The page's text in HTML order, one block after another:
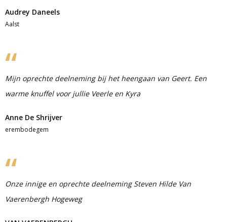
Audrey Daneels
Aalst
Mijn oprechte deelneming bij het heengaan van Geert. Een
warme knuffel voor jullie Veerle en Kyra
Anne De Shrijver
erembodegem
Onze innige en oprechte deelneming Steven Hilde Van
Vaerenbergh Hogeweg